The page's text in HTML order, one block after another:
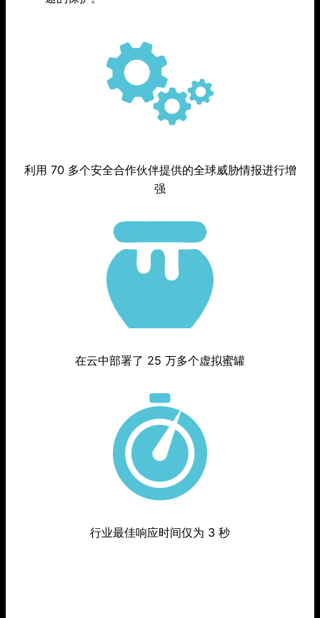
利用 70 多个安全合作伙伴提供的全球威胁情报进行增
强
在云中部署了 25 万多个虚拟蜜罐
行业最佳响应时间仅为 3 秒